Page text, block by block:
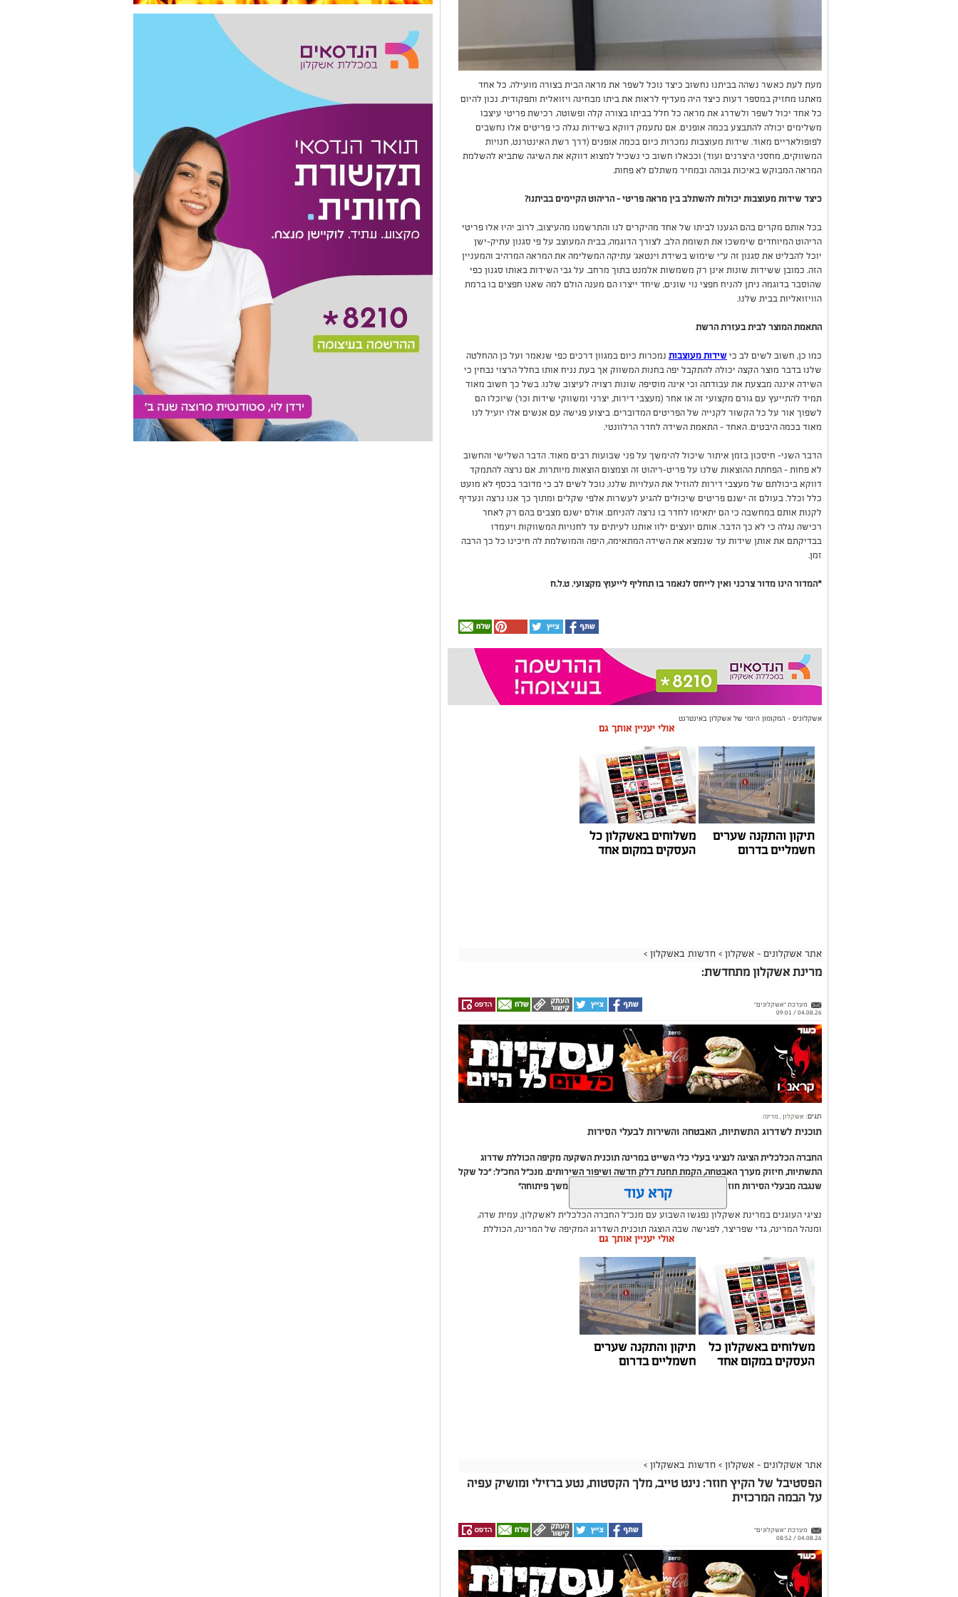
מעת לעת כאשר נשהה בביתנו נחשוב כיצד נוכל לשפר את מראה הבית בצורה מועילה. כל אחד
מאתנו מחזיק במספר דעות כיצד היה מעדיף לראות את ביתו מבחינה ויזואלית ותפקודית. נכון להיום
כל אחד יכול לשפר ולשדרג את מראה כל חלל בביתו בצורה קלה ופשוטה. רכישת פריטי עיצבו
משלימים יכולה להתבצע בכמה אופנים. אם נתעמק דווקא בשידות נגלה כי פריטים אלו נחשבים
לפופולאריים מאוד. שידות מעוצבות נמכרות כיום בכמה אופנים (דרך רשת האינטרנט, חנויות
המשווקים, מחסני היצרנים ועוד) וככאלו חשוב כי נשכיל למצוא דווקא את השיגה שתביא להשלמת
המראה המבוקש באיכות גבוהה ובמחיר משתלם לא פחות.
כיצד שידות מעוצבות יכולות להשתלב בין מראה פריטי - הריהוט הקיימים בביתנו?
בכל אותם מקרים בהם הגענו לביתו של אחד מהיקרים לנו והתרשמנו מהעיצוב, לרוב יהיו אלו פריטי
הריהוט המיוחדים שימשכו את תשומת הלב. לצורך הדוגמה, בבית המעוצב על פי סגנון עתיק-ישן
יוכל להבליט את סגנון זה ע"י שימוש בשידת וינטאג' עתיקה המשלימה את המראה המרהיב והמעניין
הזה. כמובן ששידות שונות אינן רק משמשות אלמנט בתוך מרחב. על גבי השידות באותו סגנון כפי
שהוסבר בדוגמה ניתן להניח חפצי נוי שונים, שיחד ייצרו הם מענה הולם למה שאנו חפצים בו ברמת
הוויזואליות בבית שלנו.
התאמת המוצר לבית בעזרת הרשת
כמו כן, חשוב לשים לב כישידות מעוצבות נמכרות כיום במגוון דרכים כפי שנאמר ועל כן ההחלטה
שלנו בדבר מוצר הקצה יכולה להתקבל יפה בחנות המשווק אך בעת נניח אותו בחלל הרצוי נבחין כי
השידה איננה מבצעת את עבודתה וכי אינה מוסיפה שונות רצויה לעיצוב שלנו. בשל כך חשוב מאוד
תמיד להתייעץ עם גורם מקצועי זה או אחר (מעצבי דירות, יצרני ומשווקי שידות וכו') שיוכלו הם
לשפוך אור על כל הקשור לקנייה של הפריטים המדוברים. ביצוע פגישה עם אנשים אלו יועיל לנו
מאוד בכמה היבטים. האחד – התאמת השידה לחדר הרלוונטי.
הדבר השני- חיסכון בזמן איתור שיכול להימשך על פני שבועות רבים מאוד. הדבר השלישי והחשוב
לא פחות – הפחתת ההוצאות שלנו על פריט-ריהוט זה וצמצום הוצאות מיותרות. אם נרצה להתמקד
דווקא ביכולתם של מעצבי דירות להוזיל את העלויות שלנו, נוכל לשים לב כי מדובר בכסף לא מועט
כלל וכלל. בעולם זה ישנם פריטים שיכולים להגיע לעשרות אלפי שקלים ומתוך כך אנו נרצה ונעדיף
לקנות אותם במחשבה כי הם יתאימו לחדר בו נרצה להניחם. אולם ישנם מצבים בהם רק לאחר
רכישה נגלה כי לא כך הדבר. אותם יועצים ילוו אותנו לעיתים עד לחנויות המשווקות ויעמדו
בבדיקתם את אותן שידות עד שנמצא את השידה המתאימה, היפה והמושלמת לה חיכינו כל כך הרבה
זמן.
*המדור הינו מדור צרכני ואין לייחס לנאמר בו תחליף לייעוץ מקצועי. ט.ל.ח
אשקלונים - המקומון היומי של אשקלון באינטרנט
אולי יעניין אותך גם
תיקון והתקנה שערים
חשמליים בדרום
משלוחים באשקלון כל
העסקים במקום אחד
אתר אשקלונים - אשקלון > חדשות באשקלון >
מרינת אשקלון מתחדשת:
מערכת "אשקלונים"
04.08.26 / 09:01
תגים: אשקלון, מרינה
תוכנית לשדרוג התשתיות, האבטחה והשירות לבעלי הסירות
החברה הכלכלית הציגה לנציגי בעלי כלי השייט במרינה תוכנית השקעה מקיפה הכוללת שדרוג
התשתיות, חיזוק מערך האבטחה, הקמת תחנת דלק חדשה ושיפור השירותים. מנכ"ל החכ"ל: "כל שקל
שנגבה מבעלי הסירות חוזר בחזרה אליהם באמצעות שיפור המרינה והמשך פיתוחה"
נציגי העוגנים במרינת אשקלון נפגשו השבוע עם מנכ"ל החברה הכלכלית לאשקלון, עמית שדה,
ומנהל המרינה, גדי שפריצר, לפגישה שבה הוצגה תוכנית השדרוג המקיפה של המרינה, הכוללת
השקעה בתשתיות, בביטחון, בשירותים ובפיתוח המקום לטובת ציבור בעלי הסירות.
במהלך הפגישה עודכנו נציגי העוגנים, אולס ירצין ואליסף סדון, כי לאחר שלוש שנים שבהן דמי
העגינה לא עודכנו, למרות מספר עדכונים שהתקיימו במרינות אחרות, עלייה בעלויות התפעול ומתוך
התחשבות בעוגנים בתקופת המלחמה ואי הוודאות, בוצעו עדכונים מינוריים בתעריפי העגינה. עוד
הודגש כי גם לאחר העדכון תמשיך מרינת אשקלון להיות המרינה בעלת דמי העגינה ההוגנים
בישראל, כשההכנסות ישמשו להשקעה חוזרת במרינה, בשיפור התשתיות ובהרחבת השירותים
לרווחת בעלי כלי השייט.
קרא עוד
אולי יעניין אותך גם
משלוחים באשקלון כל
העסקים במקום אחד
תיקון והתקנה שערים
חשמליים בדרום
אתר אשקלונים - אשקלון > חדשות באשקלון >
הפסטיבל של הקיץ חוזר: נינט טייב, מלך הקסטות, נטע ברזילי ומושיק עפיה
על הבמה המרכזית
מערכת "אשקלונים"
04.08.26 / 08:52